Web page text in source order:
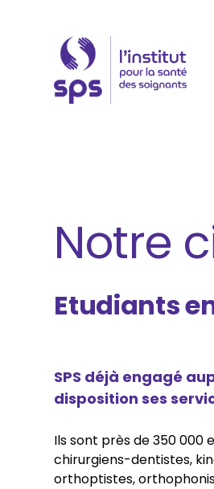
Notre
Etudiants
SPS déjà engagé
disposition ses
Ils sont près de 350 000
chirurgiens-dentistes,
orthoptistes,